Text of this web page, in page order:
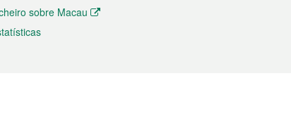
sobre Macau